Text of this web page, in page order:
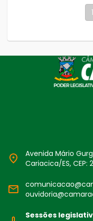
1
Avenida Mário
Cariacica/ES, CEP:
Sessões